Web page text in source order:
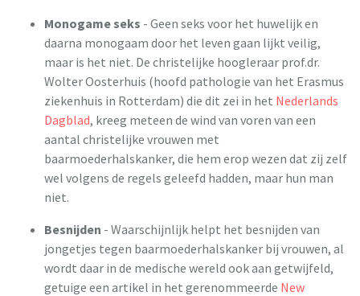
Monogame seks - Geen seks voor het huwelijk en
daarna monogaam door het leven gaan lijkt veilig,
maar is het niet. De christelijke hoogleraar prof.dr.
Wolter Oosterhuis (hoofd pathologie van het Erasmus
ziekenhuis in Rotterdam) die dit zei in het Nederlands
Dagblad, kreeg meteen de wind van voren van een
aantal christelijke vrouwen met
baarmoederhalskanker, die hem erop wezen dat zij zelf
wel volgens de regels geleefd hadden, maar hun man
niet.
Besnijden - Waarschijnlijk helpt het besnijden van
jongetjes tegen baarmoederhalskanker bij vrouwen, al
wordt daar in de medische wereld ook aan getwijfeld,
getuige een artikel in het gerenommeerde New